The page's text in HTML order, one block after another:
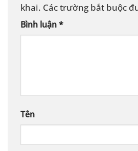
khai. Các trường bắt buộc
Bình luận*
Tên